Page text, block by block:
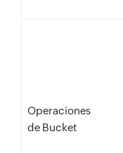
Operaciones
de Bucket